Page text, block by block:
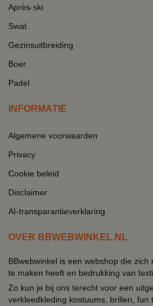
Après-ski
Swat
Gezinsuitbreiding
Boer
Padel
INFORMATIE
Algemene voorwaarden
Privacy
Cookie beleid
Disclaimer
AI-transparantieverklaring
OVER BBWEBWINKEL.NL
BBwebwinkel is een webshop die
te maken heeft en bedrukking van
Zo kun je bij ons terecht voor een
verkleedkleding kostuums, brillen, fun